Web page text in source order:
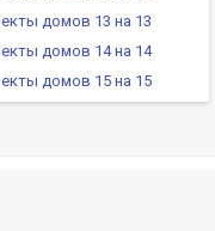
домов 13 на 13
домов 14 на 14
домов 15 на 15